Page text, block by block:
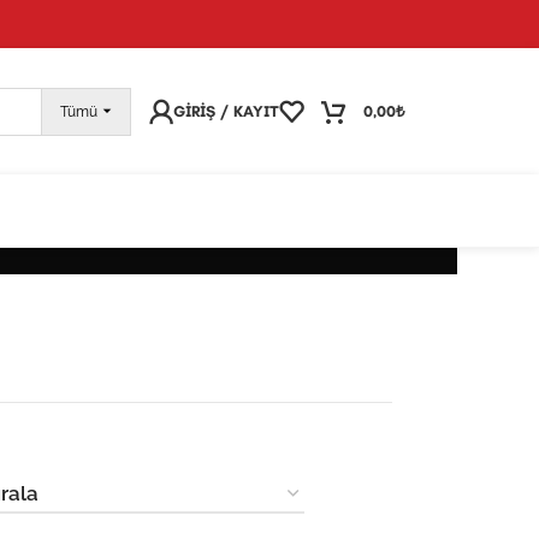
vermeye devam edebilirsiniz; tüm kargolarınız
Tümü GIRIŞ / KAYIT 0,00₺